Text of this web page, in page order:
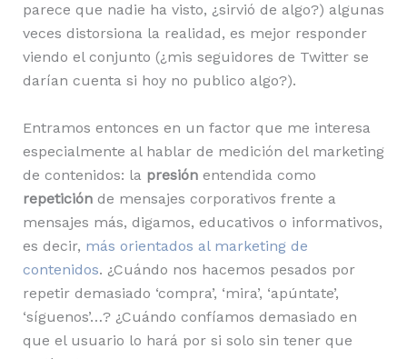
parece que nadie ha visto, ¿sirvió de algo?) algunas
veces distorsiona la realidad, es mejor responder
viendo el conjunto (¿mis seguidores de Twitter se
darían cuenta si hoy no publico algo?).
Entramos entonces en un factor que me interesa
especialmente al hablar de medición del marketing
de contenidos: la presiónentendida como
repeticiónde mensajes corporativos frente a
mensajes más, digamos, educativos o informativos,
es decir, más orientados al marketing de
contenidos. ¿Cuándo nos hacemos pesados por
repetir demasiado ‘compra’, ‘mira’, ‘apúntate’,
‘síguenos’…? ¿Cuándo confíamos demasiado en
que el usuario lo hará por si solo sin tener que